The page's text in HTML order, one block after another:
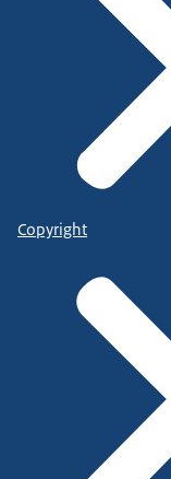
Copyright